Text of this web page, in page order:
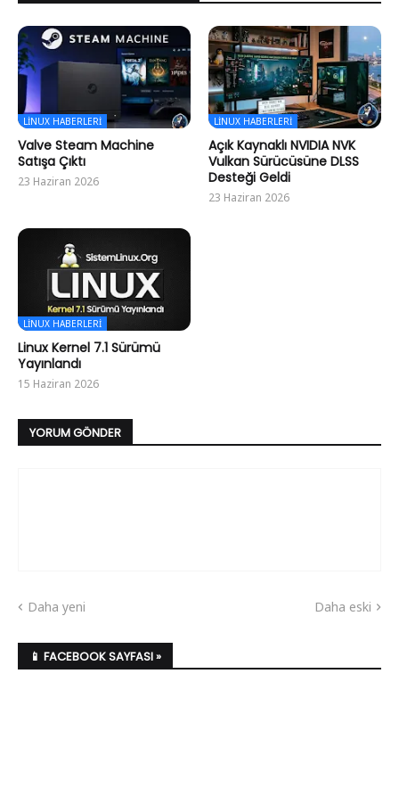
LINUX HABERLERI
Valve Steam Machine
Satışa Çıktı
23 Haziran 2026
LINUX HABERLERI
Açık Kaynaklı NVIDIA NVK
Vulkan Sürücüsüne DLSS
Desteği Geldi
23 Haziran 2026
LINUX HABERLERI
Linux Kernel 7.1 Sürümü
Yayınlandı
15 Haziran 2026
YORUM GÖNDER
Daha yeni Daha eski
📱 FACEBOOK SAYFASI »